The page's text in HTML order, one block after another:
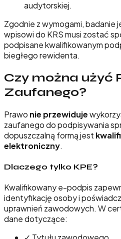
audytorskiej.
Zgodnie z wymogami,
wpisowi do KRS musi zostać
podpisane kwalifikowanym
biegłego rewidenta.
Czy można użyć
Zaufanego?
Prawo nie przewiduje
zaufanego do podpisywania
dopuszczalną formą jest
elektroniczny.
Dlaczego tylko KPE?
Kwalifikowany e-podpis
identyfikację osoby i
uprawnień zawodowych. W
dane dotyczące: